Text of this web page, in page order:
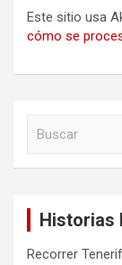
Este sitio usa
cómo se
Historias
Recorrer